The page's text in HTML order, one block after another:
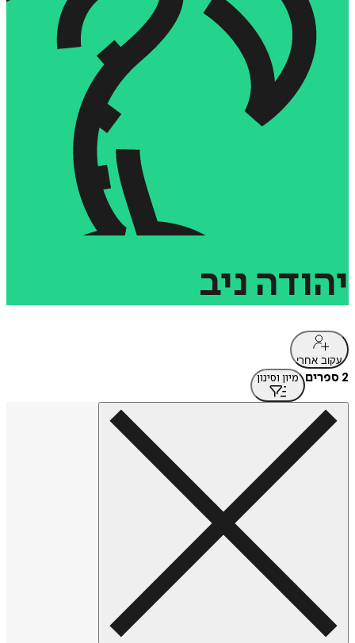
יהודה ניב
עקוב אחרי
2 ספרים מיון וסינון